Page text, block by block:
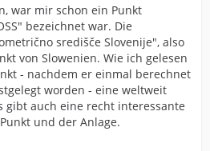
war mir schon ein Punkt
bezeichnet war. Die
središče Slovenije", also
von Slowenien. Wie ich gelesen
- nachdem er einmal berechnet
worden - eine weltweit
gibt auch eine recht interessante
und der Anlage.